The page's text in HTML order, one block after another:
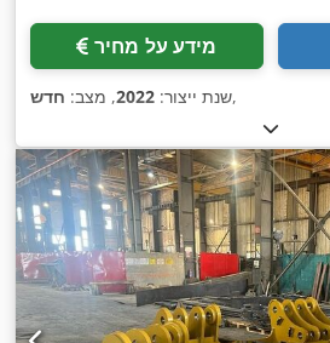
מידע על מחיר
שנת ייצור: 2022, מצב: חדש ,